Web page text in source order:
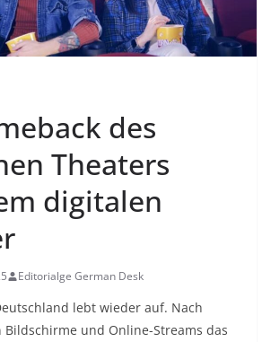
des
Theaters
digitalen
Editorialge German Desk
lebt wieder auf. Nach
Bildschirme und Online-Streams das